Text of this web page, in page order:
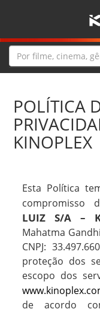
POLÍTICA
KINOPLEX
Esta Política
compromisso
LUIZ S/A –
Mahatma
CNPJ:
proteção dos
escopo dos
de acordo